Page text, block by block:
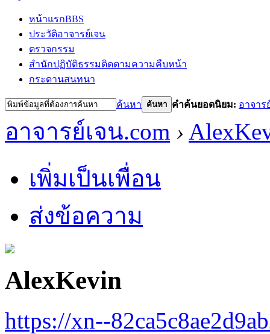
หน้าแรกBBS
ประวัติอาจารย์เจน
ตรวจกรรม
สำนักปฏิบัติธรรมติดตามความคืบหน้า
กระดานสนทนา
ค้นหา ค้นหา คำค้นยอดนิยม: อาจาร
อาจารย์เจน.com ›
เพิ่มเป็นเพื่อน
ส่งข้อความ
AlexKevin
https://xn--